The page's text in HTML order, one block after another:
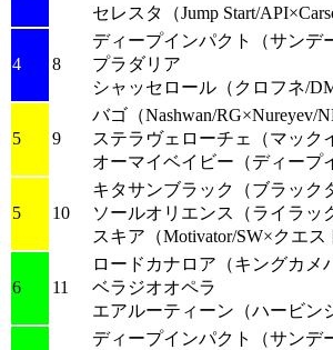
セレスタ
（Jump Start/
4 8
ディープインパクト
（サン
プラダリア
シャッセロール （クロフネ/
5 9
バゴ （Nashwan/RG×Nureyev/
ステラヴェローチェ
（マッ
オーマイベイビー （ディープ
5 10
キタサンブラック
（ブラッ
ソールオリエンス
（ライラ
スキア （Motivator/SW×クエ
6 11
ロードカナロア （キングカメ
ベラジオオペラ
エアルーティーン （ハービ
ディープインパクト
（サン